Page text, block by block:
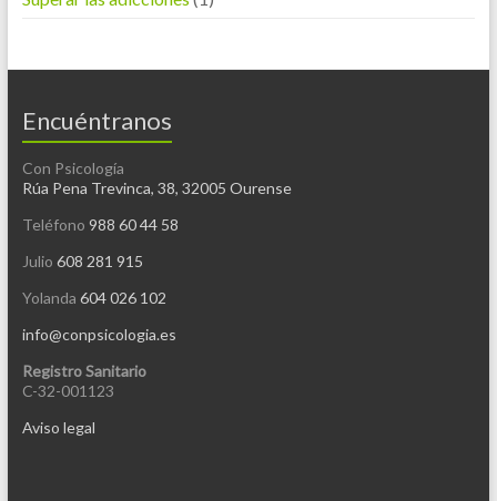
Encuéntranos
Con Psicología
Rúa Pena Trevinca, 38, 32005 Ourense
Teléfono 988 60 44 58
Julio 608 281 915
Yolanda 604 026 102
info@conpsicologia.es
Registro Sanitario
C-32-001123
Aviso legal